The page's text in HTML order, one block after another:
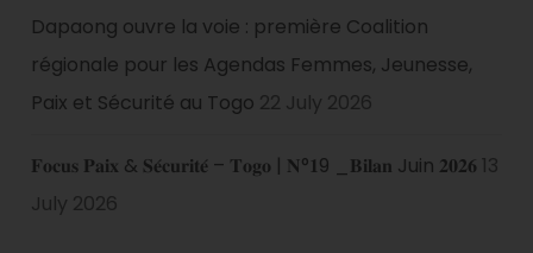
Dapaong ouvre la voie : première Coalition
régionale pour les Agendas Femmes, Jeunesse,
Paix et Sécurité au Togo 22 July 2026
𝐅𝐨𝐜𝐮𝐬 𝐏𝐚𝐢𝐱 & 𝐒𝐞́𝐜𝐮𝐫𝐢𝐭𝐞́ – 𝐓𝐨𝐠𝐨 | 𝐍°𝟏9 _𝐁𝐢𝐥𝐚𝐧 Juin 𝟐𝟎𝟐𝟔 13
July 2026